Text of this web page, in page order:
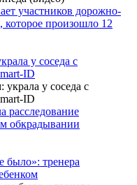
участников дорожно-
которое произошло 12
у соседа с
ID
расследование
обкрадывании
было»: тренера